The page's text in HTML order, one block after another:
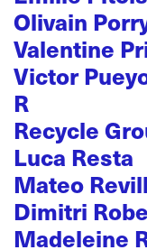
Olivain
Valentine
Victor
R
Recycle
Luca Resta
Mateo
Dimitri
Madeleine